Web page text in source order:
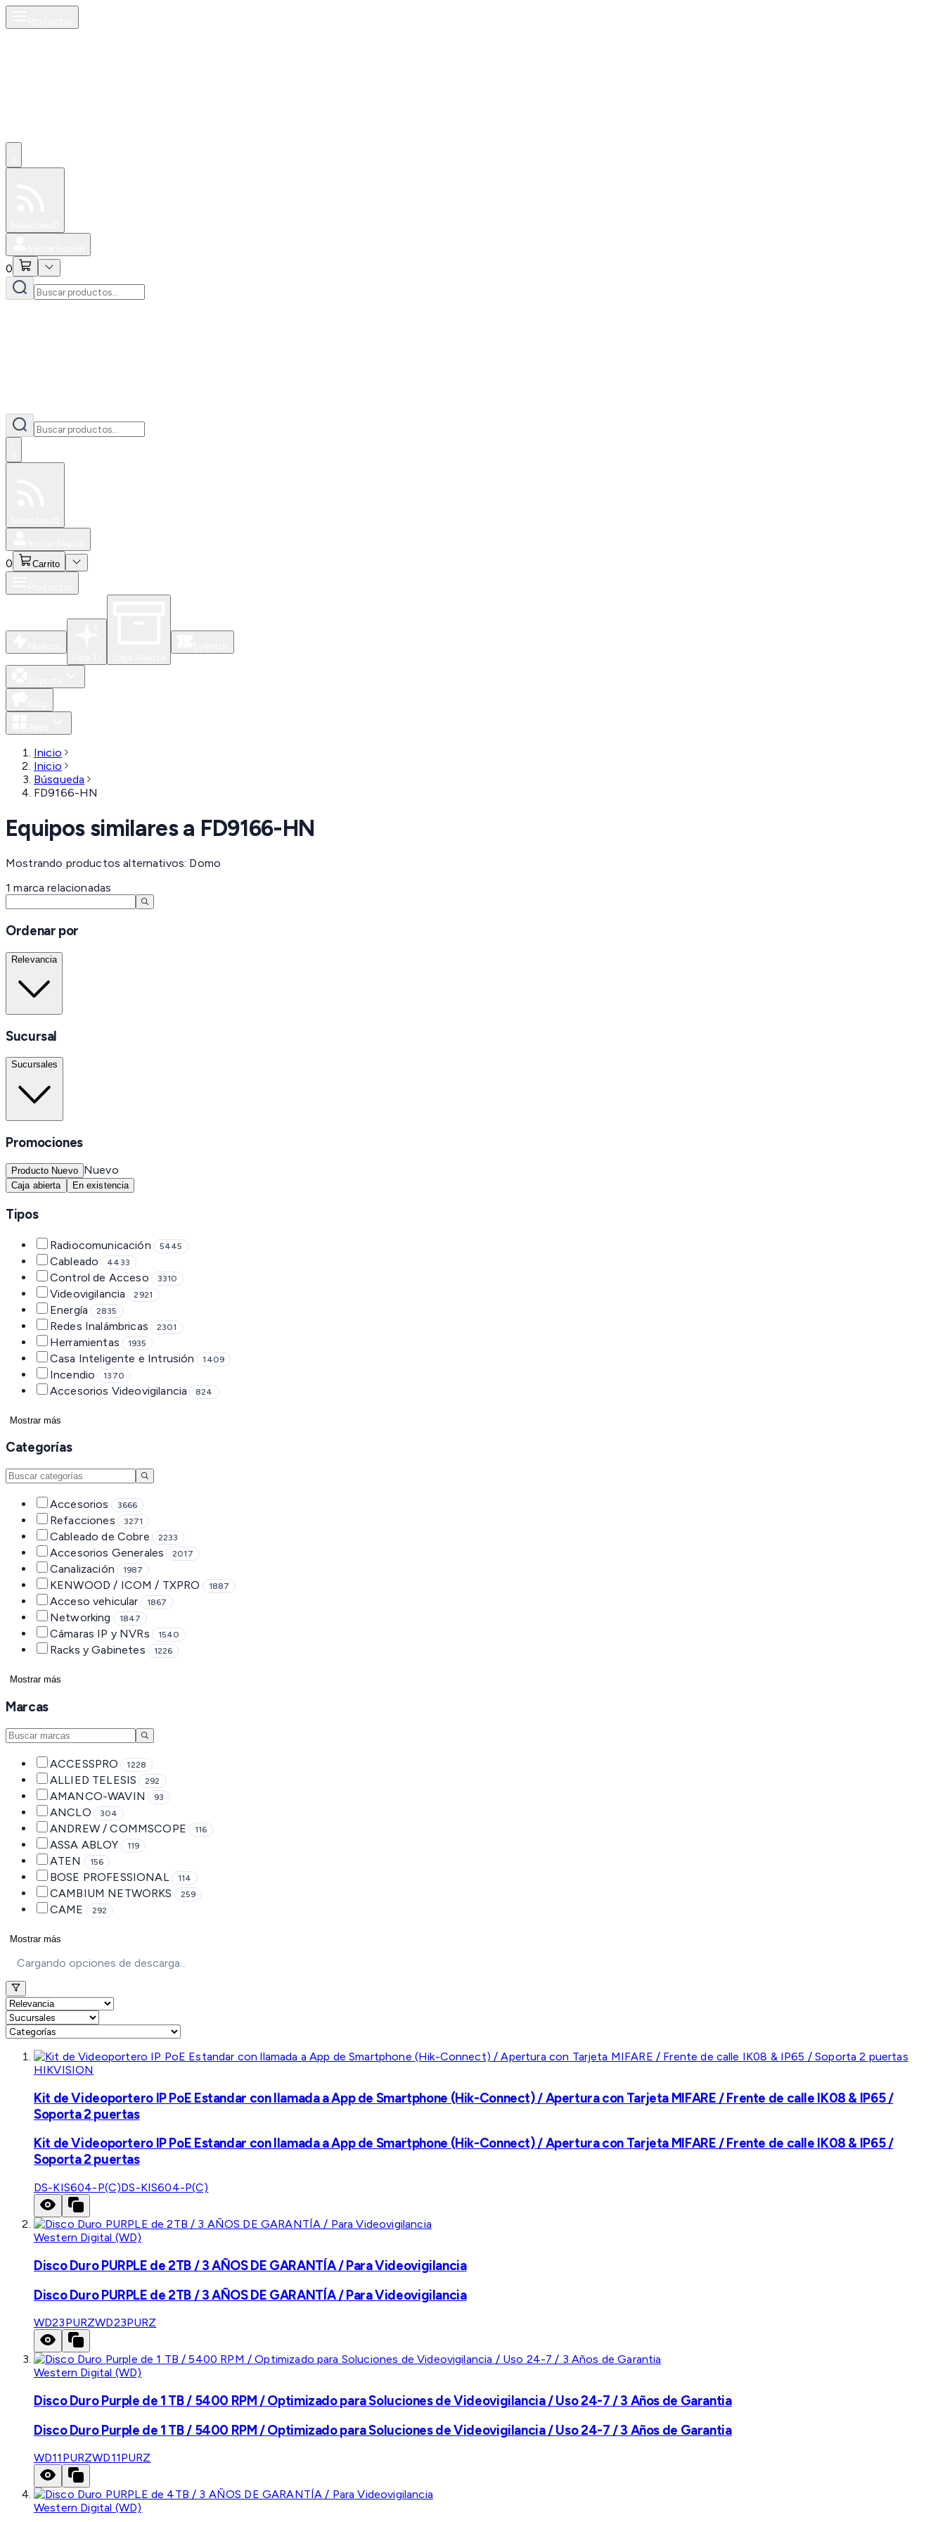
0
0 Carrito
Inicio
Inicio
Búsqueda
FD9166-HN
Equipos similares a FD9166-HN
Mostrando productos alternativos: Domo
1 marca relacionadas
Ordenar por
Relevancia
Sucursal
Sucursales
Promociones
Producto Nuevo Nuevo
Caja abierta En existencia
Tipos
Radiocomunicación 5445
Cableado 4433
Control de Acceso 3310
Videovigilancia 2921
Energía 2835
Redes Inalámbricas 2301
Herramientas 1935
Casa Inteligente e Intrusión 1409
Incendio 1370
Accesorios Videovigilancia 824
Mostrar más
Categorías
Accesorios 3666
Refacciones 3271
Cableado de Cobre 2233
Accesorios Generales 2017
Canalización 1987
KENWOOD / ICOM / TXPRO 1887
Acceso vehicular 1867
Networking 1847
Cámaras IP y NVRs 1540
Racks y Gabinetes 1226
Mostrar más
Marcas
ACCESSPRO 1228
ALLIED TELESIS 292
AMANCO-WAVIN 93
ANCLO 304
ANDREW / COMMSCOPE 116
ASSA ABLOY 119
ATEN 156
BOSE PROFESSIONAL 114
CAMBIUM NETWORKS 259
CAME 292
Mostrar más
Cargando opciones de descarga...
HIKVISION
Kit de Videoportero IP PoE Estandar con llamada a App de Smartphone (Hik-Connect) / Apertura con Tarjeta MIFARE / Frente de calle IK08 & IP65 /
Soporta 2 puertas
Kit de Videoportero IP PoE Estandar con llamada a App de Smartphone (Hik-Connect) / Apertura con Tarjeta MIFARE / Frente de calle IK08 & IP65 /
Soporta 2 puertas
DS-KIS604-P(C)DS-KIS604-P(C)
Western Digital (WD)
Disco Duro PURPLE de 2TB / 3 AÑOS DE GARANTÍA / Para Videovigilancia
Disco Duro PURPLE de 2TB / 3 AÑOS DE GARANTÍA / Para Videovigilancia
WD23PURZWD23PURZ
Western Digital (WD)
Disco Duro Purple de 1 TB / 5400 RPM / Optimizado para Soluciones de Videovigilancia / Uso 24-7 / 3 Años de Garantia
Disco Duro Purple de 1 TB / 5400 RPM / Optimizado para Soluciones de Videovigilancia / Uso 24-7 / 3 Años de Garantia
WD11PURZWD11PURZ
Western Digital (WD)